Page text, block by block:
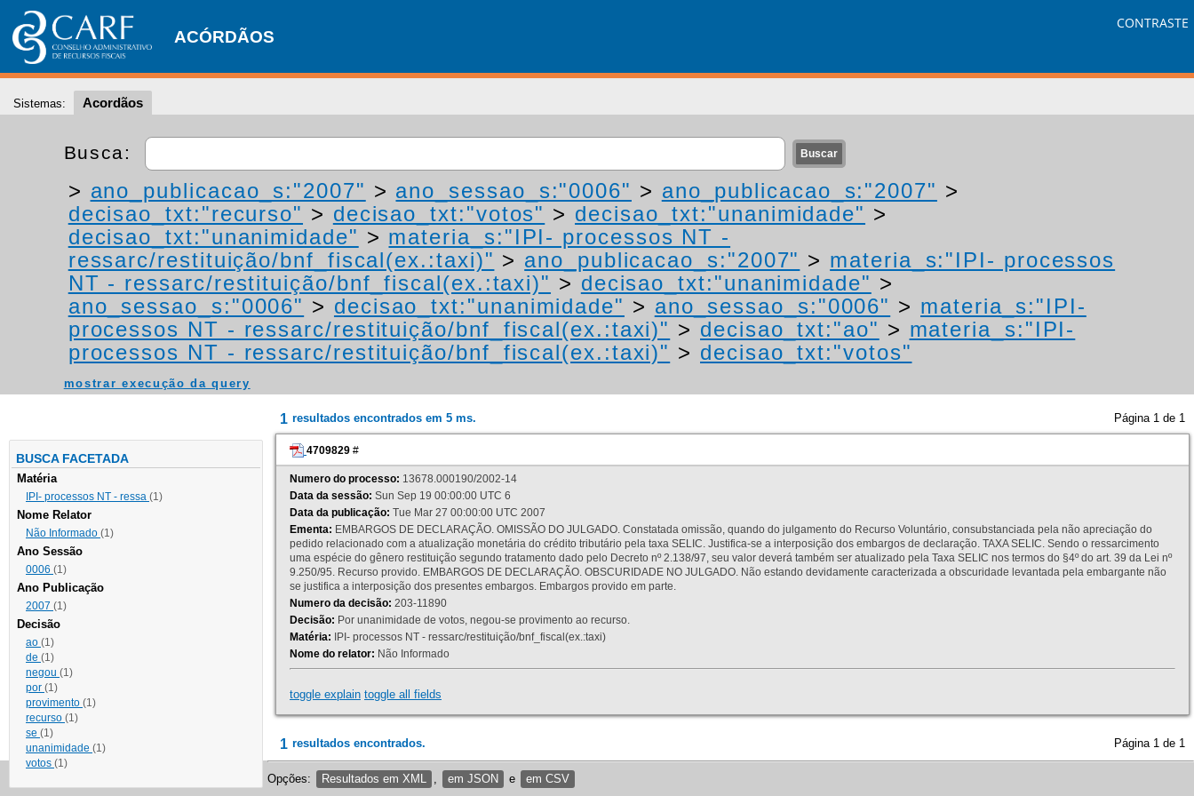
ACÓRDÃOS
CONTRASTE
Sistemas: Acordãos
Busca:
> ano_publicacao_s:"2007" > ano_sessao_s:"0006" > ano_publicacao_s:"2007" >
decisao_txt:"recurso" > decisao_txt:"votos" > decisao_txt:"unanimidade" >
decisao_txt:"unanimidade" > materia_s:"IPI- processos NT -
ressarc/restituição/bnf_fiscal(ex.:taxi)" > ano_publicacao_s:"2007" > materia_s:"IPI- processos
NT - ressarc/restituição/bnf_fiscal(ex.:taxi)" > decisao_txt:"unanimidade" >
ano_sessao_s:"0006" > decisao_txt:"unanimidade" > ano_sessao_s:"0006" > materia_s:"IPI-
processos NT - ressarc/restituição/bnf_fiscal(ex.:taxi)" > decisao_txt:"ao" > materia_s:"IPI-
processos NT - ressarc/restituição/bnf_fiscal(ex.:taxi)" > decisao_txt:"votos"
mostrar execução da query
BUSCA FACETADA
Matéria
IPI- processos NT - ressa (1)
Nome Relator
Não Informado (1)
Ano Sessão
0006 (1)
Ano Publicação
2007 (1)
Decisão
ao (1)
de (1)
negou (1)
por (1)
provimento (1)
recurso (1)
se (1)
unanimidade (1)
votos (1)
1 resultados encontrados em 5 ms. Página 1 de 1
4709829 #
Numero do processo: 13678.000190/2002-14
Data da sessão: Sun Sep 19 00:00:00 UTC 6
Data da publicação: Tue Mar 27 00:00:00 UTC 2007
Ementa: EMBARGOS DE DECLARAÇÃO. OMISSÃO DO JULGADO. Constatada omissão, quando do julgamento do Recurso Voluntário, consubstanciada pela não apreciação do
pedido relacionado com a atualização monetária do crédito tributário pela taxa SELIC. Justifica-se a interposição dos embargos de declaração. TAXA SELIC. Sendo o ressarcimento
uma espécie do gênero restituição segundo tratamento dado pelo Decreto nº 2.138/97, seu valor deverá também ser atualizado pela Taxa SELIC nos termos do §4º do art. 39 da Lei nº
9.250/95. Recurso provido. EMBARGOS DE DECLARAÇÃO. OBSCURIDADE NO JULGADO. Não estando devidamente caracterizada a obscuridade levantada pela embargante não
se justifica a interposição dos presentes embargos. Embargos provido em parte.
Numero da decisão: 203-11890
Decisão: Por unanimidade de votos, negou-se provimento ao recurso.
Matéria: IPI- processos NT - ressarc/restituição/bnf_fiscal(ex.:taxi)
Nome do relator: Não Informado
toggle explain toggle all fields
1 resultados encontrados. Página 1 de 1
Opções: Resultados em XML em JSON e em CSV